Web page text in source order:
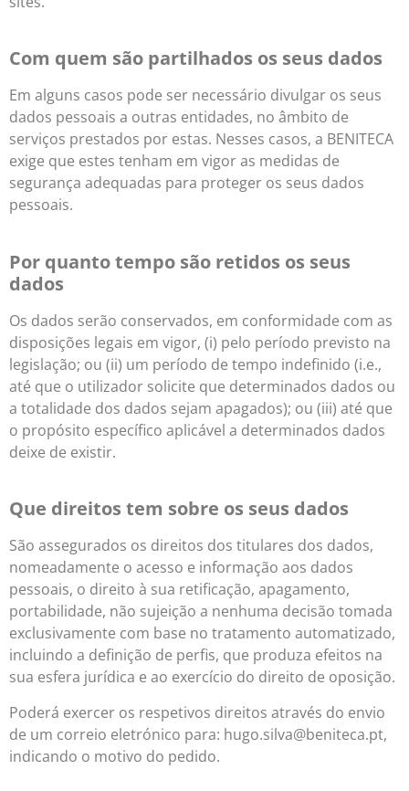
Com quem são partilhados os seus dados
Em alguns casos pode ser necessário divulgar os seus
dados pessoais a outras entidades, no âmbito de
serviços prestados por estas. Nesses casos, a BENITECA
exige que estes tenham em vigor as medidas de
segurança adequadas para proteger os seus dados
pessoais.
Por quanto tempo são retidos os seus
dados
Os dados serão conservados, em conformidade com as
disposições legais em vigor, (i) pelo período previsto na
legislação; ou (ii) um período de tempo indefinido (i.e.,
até que o utilizador solicite que determinados dados ou
a totalidade dos dados sejam apagados); ou (iii) até que
o propósito específico aplicável a determinados dados
deixe de existir.
Que direitos tem sobre os seus dados
São assegurados os direitos dos titulares dos dados,
nomeadamente o acesso e informação aos dados
pessoais, o direito à sua retificação, apagamento,
portabilidade, não sujeição a nenhuma decisão tomada
exclusivamente com base no tratamento automatizado,
incluindo a definição de perfis, que produza efeitos na
sua esfera jurídica e ao exercício do direito de oposição.
Poderá exercer os respetivos direitos através do envio
de um correio eletrónico para: hugo.silva@beniteca.pt,
indicando o motivo do pedido.